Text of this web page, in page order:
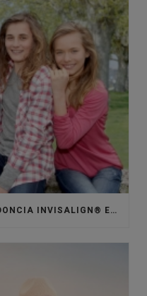
¿ES ACONSEJABLE LA ORTODONCIA INVISALIGN® EN ADOLESCENTES?